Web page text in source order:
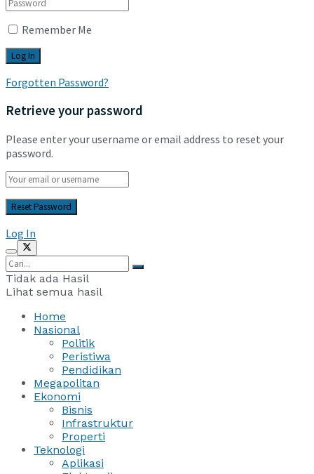
Remember Me
Forgotten Password?
Retrieve your password
Please enter your username or email address to reset your
password.
Log In
Tidak ada Hasil
Lihat semua hasil
Home
Nasional
Politik
Peristiwa
Pendidikan
Megapolitan
Ekonomi
Bisnis
Infrastruktur
Properti
Teknologi
Aplikasi